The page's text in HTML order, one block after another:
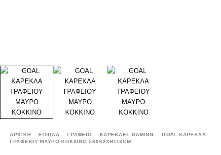
ΑΡΧΙΚΉ ΕΠΙΠΛΑ ΓΡΑΦΕΙΟ ΚΑΡΕΚΛΕΣ GAMING
GOAL ΚΑΡΕΚΛΑ
ΓΡΑΦΕΙΟΥ ΜΑΥΡΟ ΚΟΚΚΙΝΟ 56X62XH113CM